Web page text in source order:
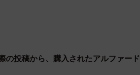
の投稿から、購入されたアルファード